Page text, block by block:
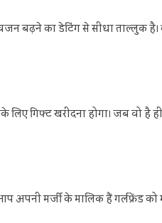
वजन बढ़ने का डेटिंग से सीधा
गिफ्ट खरीदना होगा। जब वो है
अपनी मर्जी के मालिक हैं गर्लफ्रेंड